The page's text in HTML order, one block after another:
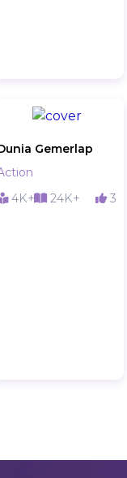
Gemerlap
4K+
24K+ 3